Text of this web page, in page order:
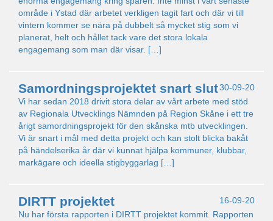
område i Ystad där arbetet verkligen tagit fart och där vi till
vintern kommer se nära på dubbelt så mycket stig som vi
planerat, helt och hållet tack vare det stora lokala
engagemang som man där visar. […]
30-09-20
Samordningsprojektet snart slut
Vi har sedan 2018 drivit stora delar av vårt arbete med stöd
av Regionala Utvecklings Nämnden på Region Skåne i ett tre
årigt samordningsprojekt för den skånska mtb utvecklingen.
Vi är snart i mål med detta projekt och kan stolt blicka bakåt
på händelserika år där vi kunnat hjälpa kommuner, klubbar,
markägare och ideella stigbyggarlag […]
16-09-20
DIRTT projektet
Nu har första rapporten i DIRTT projektet kommit. Rapporten